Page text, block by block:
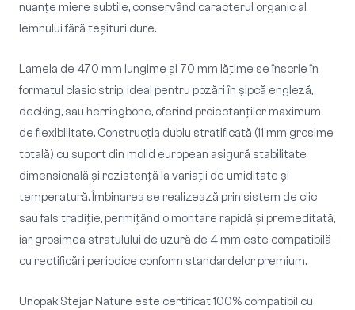
nuanțe miere subtile, conservând caracterul organic al
lemnului fără teșituri dure.
Lamela de 470 mm lungime și 70 mm lățime se înscrie în
formatul clasic strip, ideal pentru pozări în șipcă engleză,
decking, sau herringbone, oferind proiectanților maximum
de flexibilitate. Construcția dublu stratificată (11 mm grosime
totală) cu suport din molid european asigură stabilitate
dimensională și rezistență la variații de umiditate și
temperatură. Îmbinarea se realizează prin sistem de clic
sau fals tradiție, permițând o montare rapidă și premeditată,
iar grosimea stratulului de uzură de 4 mm este compatibilă
cu rectificări periodice conform standardelor premium.
Unopak Stejar Nature este certificat 100% compatibil cu